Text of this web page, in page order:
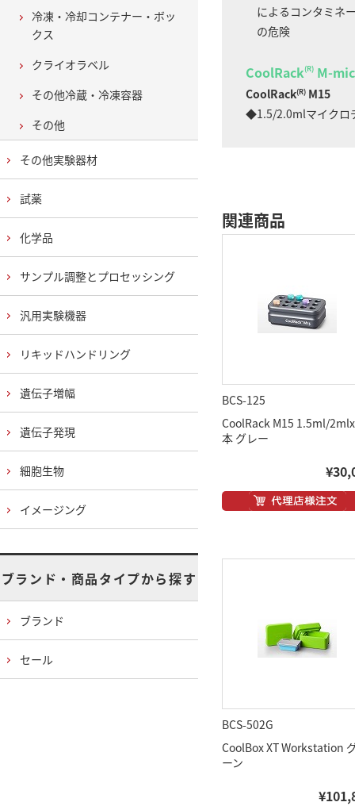
によるコンタミネ
の危険
CoolRack(R) M-
CoolRack(R) M15
◆1.5/2.0mlマイクロ
関連商品
BCS-125
CoolRack M15 1.5ml/
本 グレー
BCS-502G
CoolBox XT Workstation
ーン
冷凍・冷却コンテナー・ボッ
クス
クライオラベル
その他冷蔵・冷凍容器
その他
その他実験器材
試薬
化学品
サンプル調整とプロセッシング
汎用実験機器
リキッドハンドリング
遺伝子増幅
遺伝子発現
細胞生物
イメージング
ブランド・商品タイプから探す
ブランド
セール